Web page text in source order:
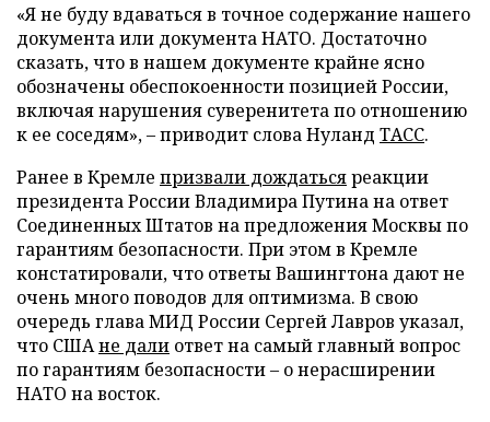
«Я не буду вдаваться в точное содержание нашего
документа или документа НАТО. Достаточно
сказать, что в нашем документе крайне ясно
обозначены обеспокоенности позицией России,
включая нарушения суверенитета по отношению
к ее соседям», – приводит слова Нуланд ТАСС.
Ранее в Кремле призвали дождатьсяреакции
президента России Владимира Путина на ответ
Соединенных Штатов на предложения Москвы по
гарантиям безопасности. При этом в Кремле
констатировали, что ответы Вашингтона дают не
очень много поводов для оптимизма. В свою
очередь глава МИД России Сергей Лавров указал,
что СШАне дали ответ на самый главный вопрос
по гарантиям безопасности – о нерасширении
НАТО на восток.